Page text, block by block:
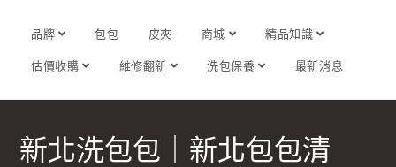
品牌 包包 皮夾 商城 精品知識
估價收購 維修翻新 洗包保養 最新消息
新北洗包包｜新北包包清